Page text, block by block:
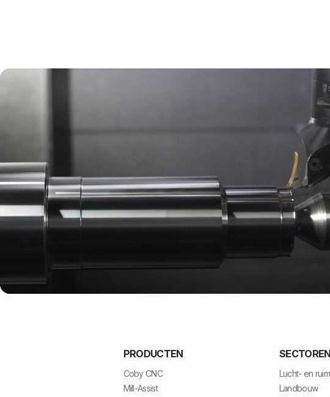
PRODUCTEN
Coby CNC
Mill-Assist
SECTOREN
Lucht- en
Landbouw